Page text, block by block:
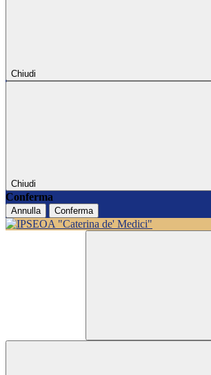
Chiudi
Chiudi
Conferma
Annulla Conferma